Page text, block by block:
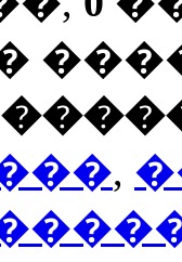
,